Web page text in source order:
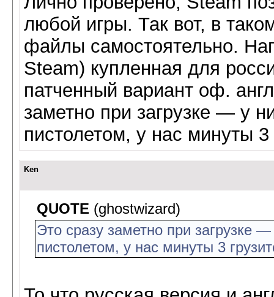
любой игры. Так вот, в
файлы самостоятельно.
Steam) купленная для
патченный вариант оф.
заметно при загрузке — у
пистолетом, у нас минуты
Ken
QUOTE (ghostwizard)
Это сразу заметно при загрузке
пистолетом, у нас минуты 3